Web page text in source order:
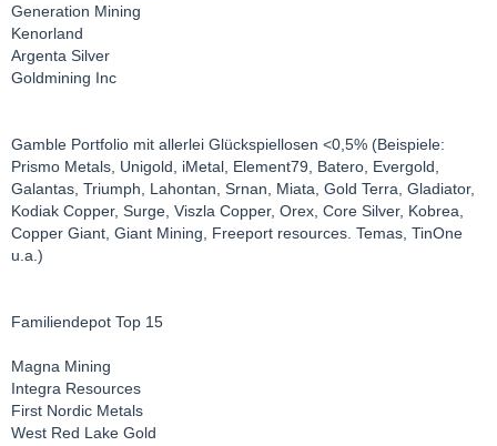
Generation Mining
Kenorland
Argenta Silver
Goldmining Inc
Gamble Portfolio mit allerlei Glückspiellosen <0,5% (Beispiele:
Prismo Metals, Unigold, iMetal, Element79, Batero, Evergold,
Galantas, Triumph, Lahontan, Srnan, Miata, Gold Terra, Gladiator,
Kodiak Copper, Surge, Viszla Copper, Orex, Core Silver, Kobrea,
Copper Giant, Giant Mining, Freeport resources. Temas, TinOne
u.a.)
Familiendepot Top 15
Magna Mining
Integra Resources
First Nordic Metals
West Red Lake Gold